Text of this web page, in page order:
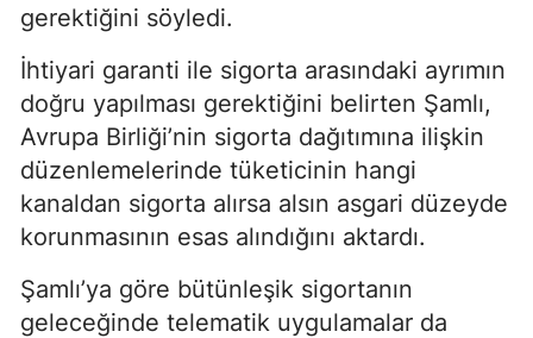
gerektiğini söyledi.
İhtiyari garanti ile sigorta arasındaki ayrımın
doğru yapılması gerektiğini belirten Şamlı,
Avrupa Birliği’nin sigorta dağıtımına ilişkin
düzenlemelerinde tüketicinin hangi
kanaldan sigorta alırsa alsın asgari düzeyde
korunmasının esas alındığını aktardı.
Şamlı’ya göre bütünleşik sigortanın
geleceğinde telematik uygulamalar da